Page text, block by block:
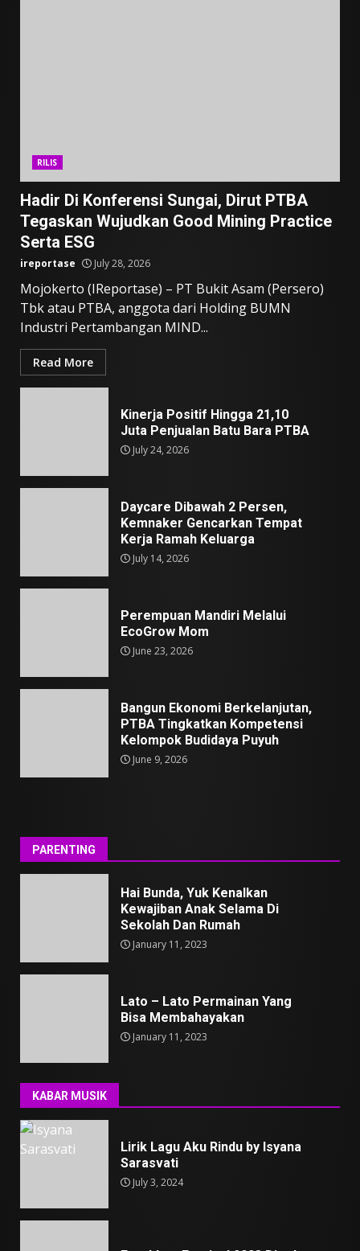
RILIS
Hadir Di Konferensi Sungai, Dirut PTBA
Tegaskan Wujudkan Good Mining Practice
Serta ESG
ireportase July 28, 2026
Mojokerto (IReportase) – PT Bukit Asam (Persero)
Tbk atau PTBA, anggota dari Holding BUMN
Industri Pertambangan MIND...
Read More
Kinerja Positif Hingga 21,10
Juta Penjualan Batu Bara PTBA
July 24, 2026
Daycare Dibawah 2 Persen,
Kemnaker Gencarkan Tempat
Kerja Ramah Keluarga
July 14, 2026
Perempuan Mandiri Melalui
EcoGrow Mom
June 23, 2026
Bangun Ekonomi Berkelanjutan,
PTBA Tingkatkan Kompetensi
Kelompok Budidaya Puyuh
June 9, 2026
PARENTING
Hai Bunda, Yuk Kenalkan
Kewajiban Anak Selama Di
Sekolah Dan Rumah
January 11, 2023
Lato – Lato Permainan Yang
Bisa Membahayakan
January 11, 2023
KABAR MUSIK
Lirik Lagu Aku Rindu by Isyana
Sarasvati
July 3, 2024